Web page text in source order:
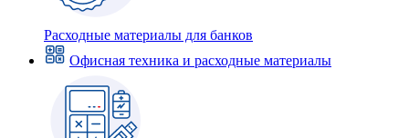
Расходные материалы для банков
Офисная техника и расходные материалы